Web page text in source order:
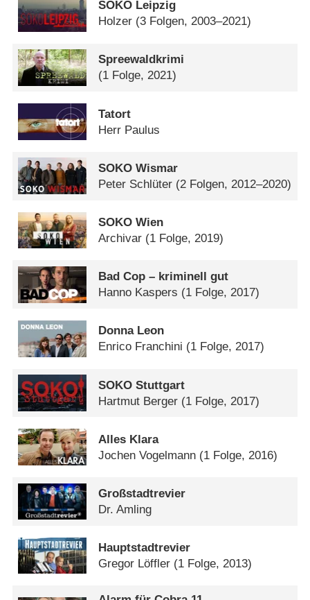
SOKO Leipzig
Holzer (3 Folgen, 2003–2021)
Spreewaldkrimi
(1 Folge, 2021)
Tatort
Herr Paulus
SOKO Wismar
Peter Schlüter (2 Folgen, 2012–2020)
SOKO Wien
Archivar (1 Folge, 2019)
Bad Cop – kriminell gut
Hanno Kaspers (1 Folge, 2017)
Donna Leon
Enrico Franchini (1 Folge, 2017)
SOKO Stuttgart
Hartmut Berger (1 Folge, 2017)
Alles Klara
Jochen Vogelmann (1 Folge, 2016)
Großstadtrevier
Dr. Amling
Hauptstadtrevier
Gregor Löffler (1 Folge, 2013)